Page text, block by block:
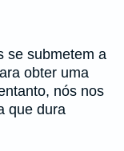
se submetem a
obter uma
nós nos
que dura